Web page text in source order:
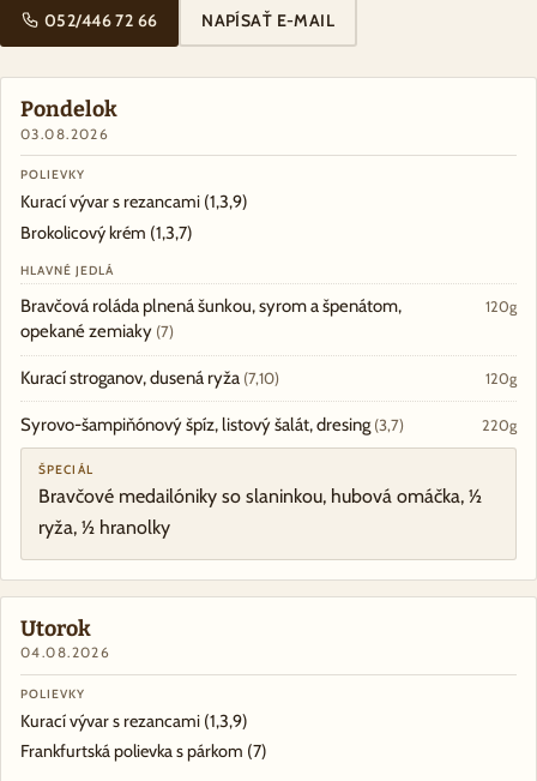
052/446 72 66 NAPÍSAŤ E-MAIL
Pondelok
03.08.2026
POLIEVKY
Kurací vývar s rezancami (1,3,9)
Brokolicový krém (1,3,7)
HLAVNÉ JEDLÁ
Bravčová roláda plnená šunkou, syrom a špenátom,
opekané zemiaky (7)
120g
Kurací stroganov, dusená ryža (7,10) 120g
Syrovo-šampiňónový špíz, listový šalát, dresing (3,7) 220g
ŠPECIÁL
Bravčové medailóniky so slaninkou, hubová omáčka, ½
ryža, ½ hranolky
Utorok
04.08.2026
POLIEVKY
Kurací vývar s rezancami (1,3,9)
Frankfurtská polievka s párkom (7)